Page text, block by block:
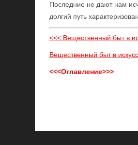
Последние не дают нам
долгий путь
<<< Вещественный быт в
Вещественный быт в
<<<Оглавление>>>